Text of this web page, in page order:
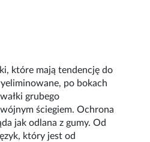
które mają tendencję do
po bokach
grubego
ściegiem. Ochrona
jak odlana z gumy. Od
który jest od